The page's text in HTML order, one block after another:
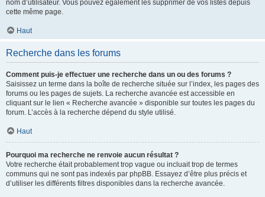
nom d’utilisateur. Vous pouvez également les supprimer de vos listes depuis
cette même page.
Haut
Recherche dans les forums
Comment puis-je effectuer une recherche dans un ou des forums ?
Saisissez un terme dans la boîte de recherche située sur l’index, les pages des
forums ou les pages de sujets. La recherche avancée est accessible en
cliquant sur le lien « Recherche avancée » disponible sur toutes les pages du
forum. L’accès à la recherche dépend du style utilisé.
Haut
Pourquoi ma recherche ne renvoie aucun résultat ?
Votre recherche était probablement trop vague ou incluait trop de termes
communs qui ne sont pas indexés par phpBB. Essayez d’être plus précis et
d’utiliser les différents filtres disponibles dans la recherche avancée.